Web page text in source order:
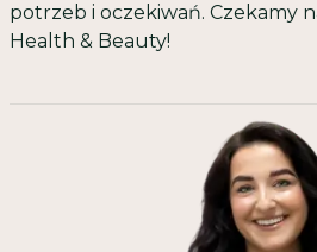
potrzeb i oczekiwań. Czekamy
Health & Beauty!